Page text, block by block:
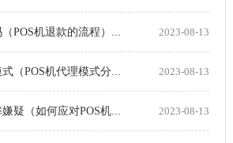
POS机退款的流程）... 2023-08-13
（POS机代理模式分... 2023-08-13
疑（如何应对POS机... 2023-08-13